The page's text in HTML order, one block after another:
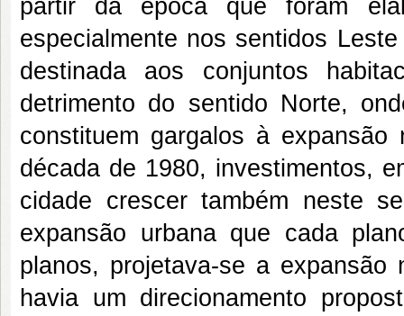
partir da época que foram
especialmente nos sentidos
destinada aos conjuntos
detrimento do sentido Norte,
constituem gargalos à
década de 1980, investimentos,
cidade crescer também neste
expansão urbana que cada
planos, projetava-se a
havia um direcionamento